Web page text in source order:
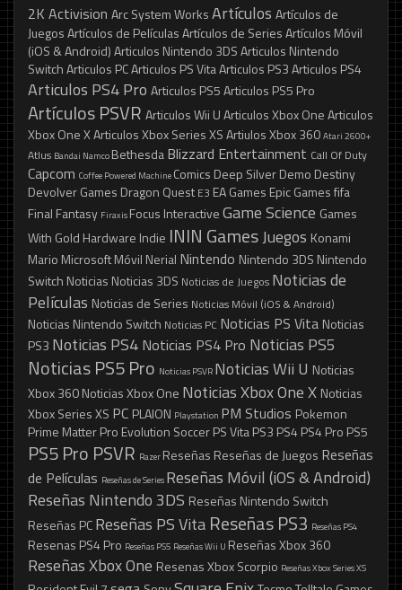
2K Activision Arc System WorksArtículos Artículos de
JuegosArtículos de PelículasArtículos de SeriesArtículos Móvil
(iOS & Android)Articulos Nintendo 3DSArticulos Nintendo
SwitchArticulos PCArticulos PS VitaArticulos PS3Articulos PS4
Articulos PS4 Pro Articulos PS5Articulos PS5 Pro
Artículos PSVR Articulos Wii UArticulos Xbox OneArticulos
Xbox One XArticulos Xbox Series XSArtiulos Xbox 360 Atari 2600+
Atlus Bandai Namco BethesdaBlizzard Entertainment Call Of Duty
Capcom Coffee Powered Machine Comics Deep SilverDemo Destiny
Devolver Games Dragon QuestE3 EA Games Epic Gamesfifa
Final Fantasy Firaxis Focus InteractiveGame Science Games
With Gold Hardware Indie ININ GamesJuegos Konami
Mario MicrosoftMóvil Nerial Nintendo Nintendo 3DS Nintendo
Switch Noticias Noticias 3DS Noticias de Juegos Noticias de
Películas Noticias de Series Noticias Móvil (iOS & Android)
Noticias Nintendo Switch Noticias PC Noticias PS Vita Noticias
PS3 Noticias PS4 Noticias PS4 Pro Noticias PS5
Noticias PS5 Pro Noticias PSVR Noticias Wii U Noticias
Xbox 360Noticias Xbox One Noticias Xbox One X Noticias
Xbox Series XS PC PLAION Playstation PM Studios Pokemon
Prime MatterPro Evolution SoccerPS VitaPS3 PS4 PS4 Pro PS5
PS5 Pro PSVR Razer Reseñas Reseñas de Juegos Reseñas
de Películas Reseñas de Series Reseñas Móvil (iOS & Android)
Reseñas Nintendo 3DS Reseñas Nintendo Switch
Reseñas PCReseñas PS Vita Reseñas PS3 Reseñas PS4
Resenas PS4 Pro Reseñas PS5 Reseñas Wii U Reseñas Xbox 360
Reseñas Xbox One Resenas Xbox Scorpio Reseñas Xbox Series XS